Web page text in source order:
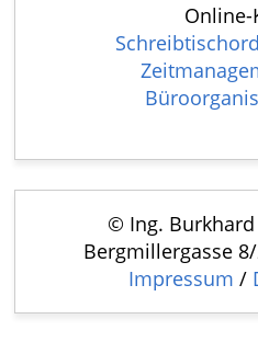
Online-
© Ing.
Bergmillergasse
Impressum /